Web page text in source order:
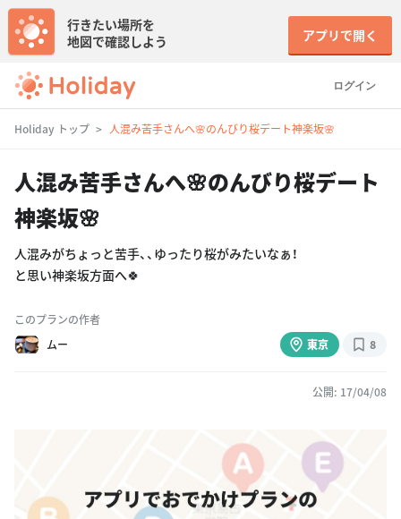
ログイン
行きたい場所を
地図で確認しよう
アプリで開く
Holiday トップ 人混み苦手さんへ🌸のんびり桜デート神楽坂🌸
人混み苦手さんへ🌸のんびり桜デート
神楽坂🌸
人混みがちょっと苦手、、ゆったり桜がみたいなぁ！
と思い神楽坂方面へ🍀
このプランの作者
ムー
東京 8
公開: 17/04/08